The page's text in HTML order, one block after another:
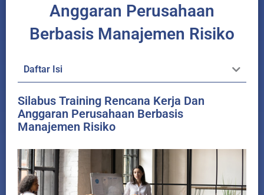
Anggaran Perusahaan
Berbasis Manajemen Risiko
Daftar Isi
Silabus Training Rencana Kerja Dan
Anggaran Perusahaan Berbasis
Manajemen Risiko